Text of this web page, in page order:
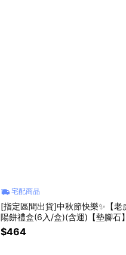
宅配商品
[指定區間出貨]中秋節快樂✨【老
陽餅禮盒(6入/盒)(含運)【墊腳石
$464